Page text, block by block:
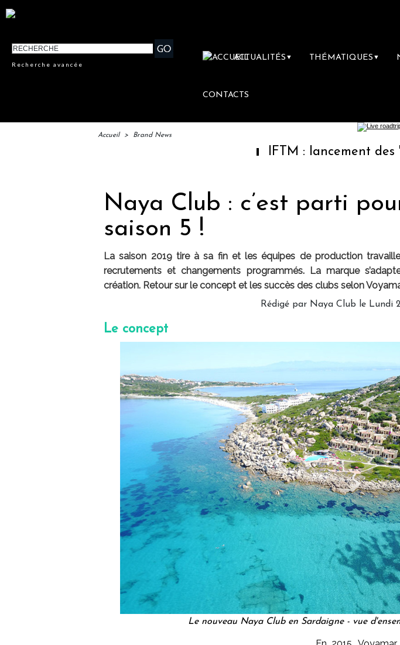
Recherche avancée
ACTUALITÉS ▼ THÉMATIQUES ▼
CONTACTS
Accueil > Brand News
IFTM : lancement des "Escales
Naya Club : c’est parti
saison 5 !
La saison 2019 tire à sa fin et les équipes de production
recrutements et changements programmés. La marque
création. Retour sur le concept et les succès des clubs selon
Rédigé par Naya Club le Lundi
Le concept
Le nouveau Naya Club en Sardaigne - vue